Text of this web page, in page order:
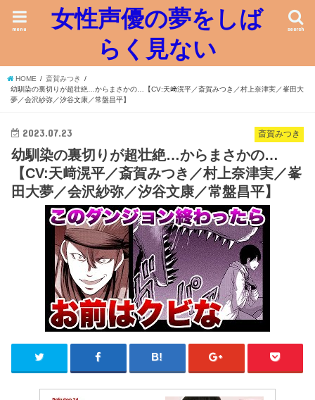
女性声優の夢をしば
らく見ない
search
menu
HOME
斎賀みつき
幼馴染の裏切りが超壮絶…からまさかの…【CV:天﨑滉平／斎賀みつき／村上奈津実／峯田大
夢／会沢紗弥／汐谷文康／常盤昌平】
斎賀みつき
2023.07.23
幼馴染の裏切りが超壮絶…からまさかの…
【CV:天﨑滉平／斎賀みつき／村上奈津実／峯
田大夢／会沢紗弥／汐谷文康／常盤昌平】